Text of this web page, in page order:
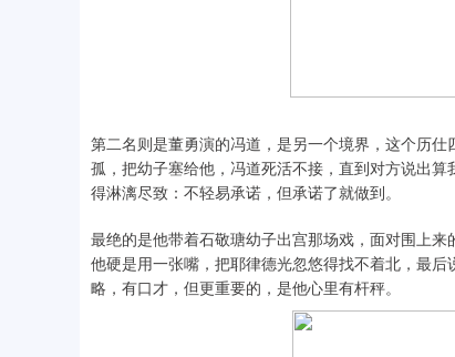
第二名则是董勇演的冯道，是另一个境界，这个历
孤，把幼子塞给他，冯道死活不接，直到对方说出
得淋漓尽致：不轻易承诺，但承诺了就做到。
最绝的是他带着石敬瑭幼子出宫那场戏，面对围上
他硬是用一张嘴，把耶律德光忽悠得找不着北，最
略，有口才，但更重要的，是他心里有杆秤。